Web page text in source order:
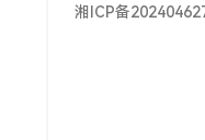
湘ICP备